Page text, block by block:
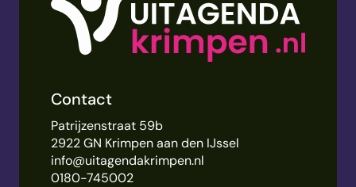
Contact
Patrijzenstraat 59b
2922 GN Krimpen aan den IJssel
info@uitagendakrimpen.nl
0180-745002